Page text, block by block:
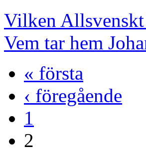
Vilken Allsvenskt
Vem tar hem
« första
‹ föregående
1
2